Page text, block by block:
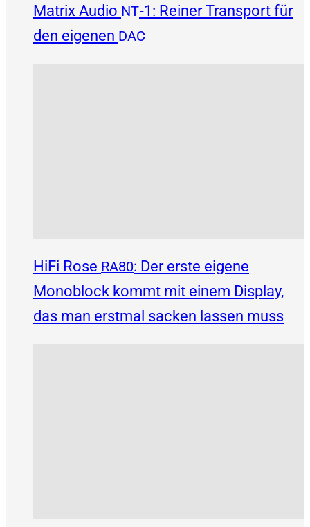
Matrix Audio NT‑1: Reiner Transport für
den eigenen DAC
HiFi Rose RA80: Der erste eigene
Monoblock kommt mit einem Display,
das man erstmal sacken lassen muss